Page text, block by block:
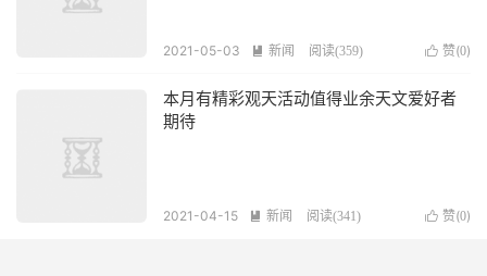
 赞(0)
2021-05-03  新闻 阅读(359)
本月有精彩观天活动值得业余天文爱好者
期待
 赞(0)
2021-04-15  新闻 阅读(341)